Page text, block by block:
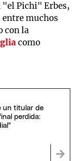
Pichi" Erbes,
muchos
con la
como
un titular de
perdida: